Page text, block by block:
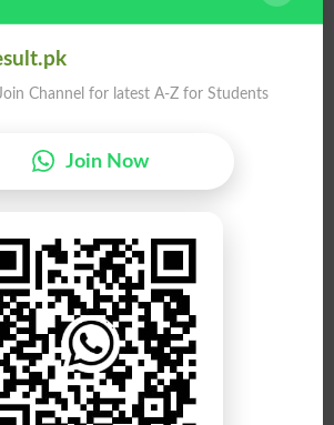
Join Channel for latest A-Z for Students
Join Now